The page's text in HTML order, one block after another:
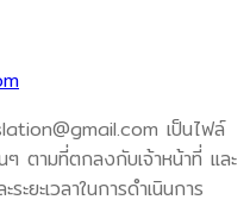
เป็นไฟล์
ามที่ตกลงกับเจ้าหน้าที่ และ
ระยะเวลาในการดำเนินการ